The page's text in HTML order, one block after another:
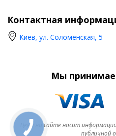
Контактная
Киев, ул. Соломенская, 5
Мы
Цена на сайте носит
публичной